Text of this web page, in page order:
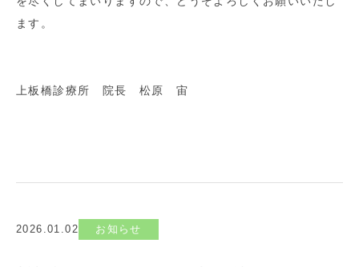
ます。
上板橋診療所 院長 松原 宙
2026.01.02 お知らせ